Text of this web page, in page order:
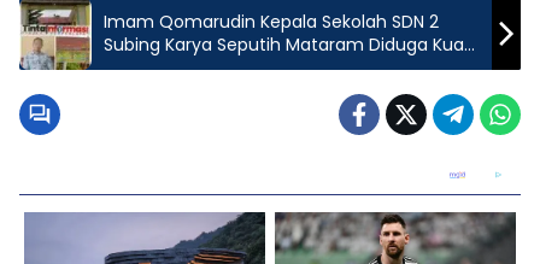
Imam Qomarudin Kepala Sekolah SDN 2
Subing Karya Seputih Mataram Diduga Kuat
Korupsi Dana Bos